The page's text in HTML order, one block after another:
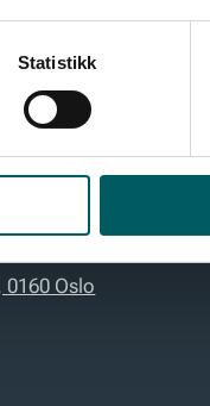
Statistikk
Oslo